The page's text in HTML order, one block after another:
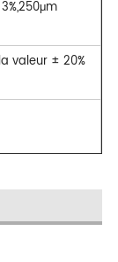
valeur ± 20%